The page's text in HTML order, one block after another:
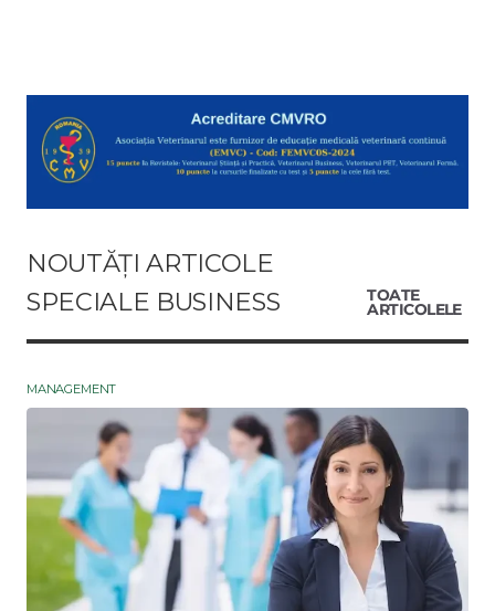
NOUTĂȚI ARTICOLE
SPECIALE BUSINESS
TOATE
ARTICOLELE
MANAGEMENT